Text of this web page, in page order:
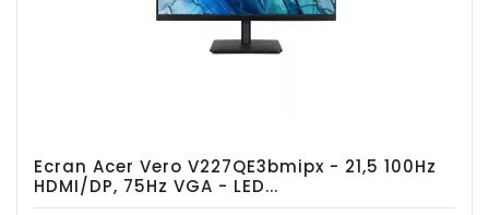
Ecran Acer Vero V227QE3bmipx - 21,5 100Hz
HDMI/DP, 75Hz VGA - LED...